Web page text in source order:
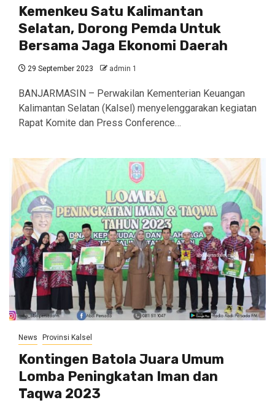
Kemenkeu Satu Kalimantan
Selatan, Dorong Pemda Untuk
Bersama Jaga Ekonomi Daerah
29 September 2023 admin 1
BANJARMASIN – Perwakilan Kementerian Keuangan
Kalimantan Selatan (Kalsel) menyelenggarakan kegiatan
Rapat Komite dan Press Conference…
News Provinsi Kalsel
Kontingen Batola Juara Umum
Lomba Peningkatan Iman dan
Taqwa 2023